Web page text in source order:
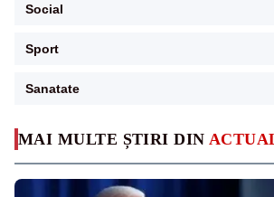
MAI MULTE ȘTIRI DIN
Social
Sport
Sanatate